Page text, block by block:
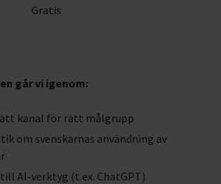
Gratis
går vi igenom:
kanal för rätt målgrupp
om svenskarnas användning av
AI-verktyg (t.ex. ChatGPT)